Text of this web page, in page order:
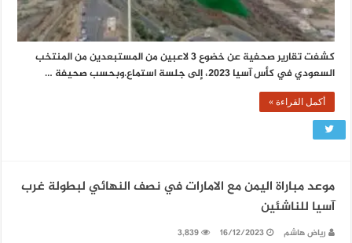
كشفت تقارير صحفية عن خضوع 3 لاعبين من المستبعدين من المنتخب
السعودي في كأس آسيا 2023، إلى جلسة استماع.وبحسب صحيفة …
أكمل القراءة »
موعد مباراة اليمن مع الامارات في نصف النهائي لبطولة غرب
آسيا للناشئين
رياض هاشم 16/12/2023
3,839